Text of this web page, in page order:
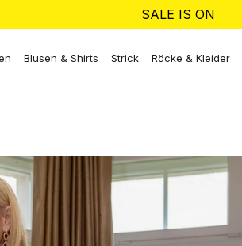
SALE IS ON
Blusen & Shirts Strick Röcke & Kleider